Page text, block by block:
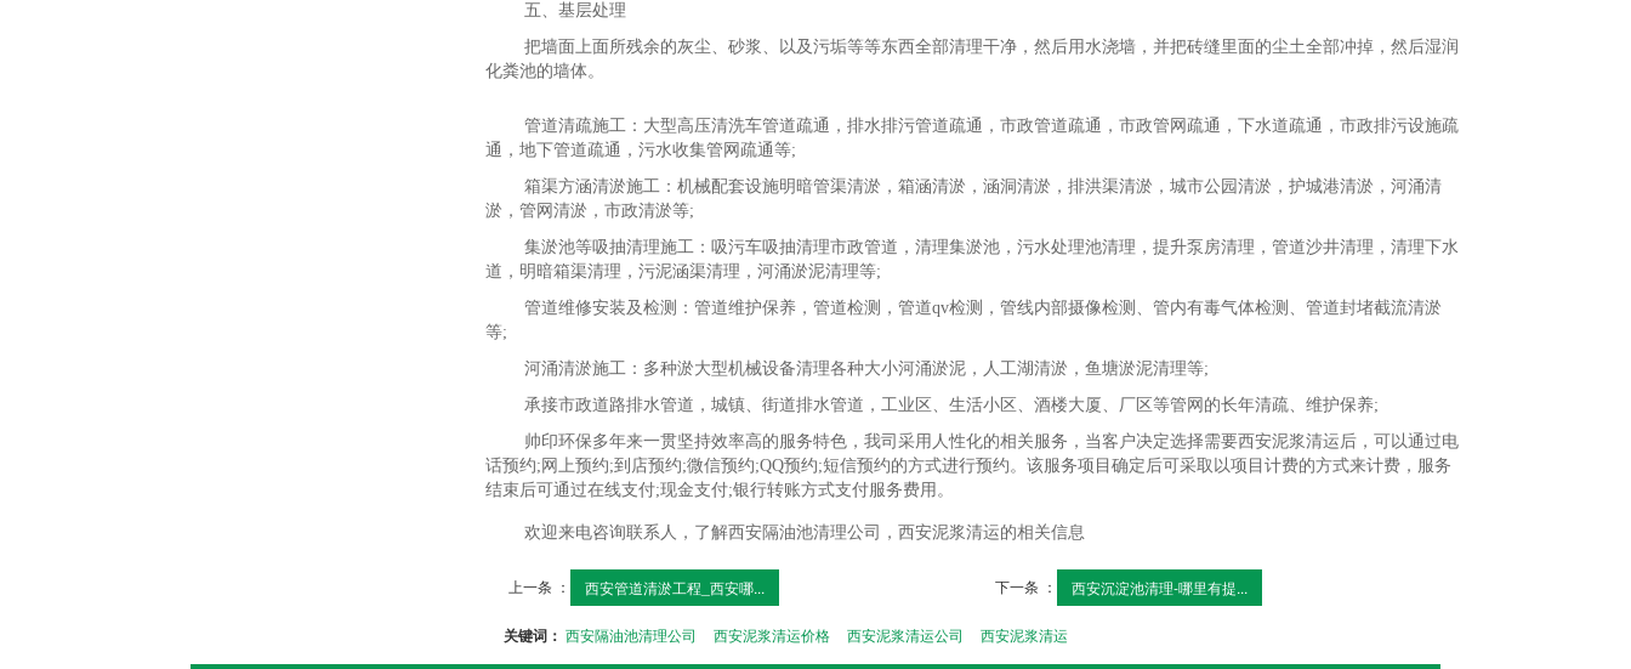
五、基层处理
把墙面上面所残余的灰尘、砂浆、以及污垢等等东西全部清理干净，然后用水浇墙，并把砖缝里面的尘土全部冲掉，然后湿润
化粪池的墙体。
管道清疏施工：大型高压清洗车管道疏通，排水排污管道疏通，市政管道疏通，市政管网疏通，下水道疏通，市政排污设施疏
通，地下管道疏通，污水收集管网疏通等;
箱渠方涵清淤施工：机械配套设施明暗管渠清淤，箱涵清淤，涵洞清淤，排洪渠清淤，城市公园清淤，护城港清淤，河涌清
淤，管网清淤，市政清淤等;
集淤池等吸抽清理施工：吸污车吸抽清理市政管道，清理集淤池，污水处理池清理，提升泵房清理，管道沙井清理，清理下水
道，明暗箱渠清理，污泥涵渠清理，河涌淤泥清理等;
管道维修安装及检测：管道维护保养，管道检测，管道qv检测，管线内部摄像检测、管内有毒气体检测、管道封堵截流清淤
等;
河涌清淤施工：多种淤大型机械设备清理各种大小河涌淤泥，人工湖清淤，鱼塘淤泥清理等;
承接市政道路排水管道，城镇、街道排水管道，工业区、生活小区、酒楼大厦、厂区等管网的长年清疏、维护保养;
帅印环保多年来一贯坚持效率高的服务特色，我司采用人性化的相关服务，当客户决定选择需要西安泥浆清运后，可以通过电
话预约;网上预约;到店预约;微信预约;QQ预约;短信预约的方式进行预约。该服务项目确定后可采取以项目计费的方式来计费，服务
结束后可通过在线支付;现金支付;银行转账方式支付服务费用。
欢迎来电咨询联系人，了解西安隔油池清理公司，西安泥浆清运的相关信息
上一条 ： 西安管道清淤工程_西安哪... 下一条 ： 西安沉淀池清理-哪里有提...
关键词： 西安隔油池清理公司 西安泥浆清运价格 西安泥浆清运公司 西安泥浆清运